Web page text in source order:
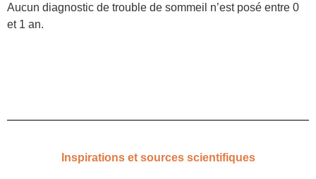
Aucun diagnostic de trouble de sommeil n’est posé entre 0
et 1 an.
Inspirations et sources scientifiques